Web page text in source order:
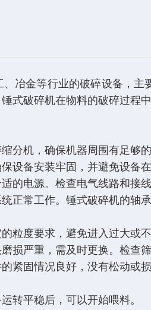
冶金等行业的破碎设备，
式破碎机在物料的破碎过程
分机，确保机器周围有足够
设备安装牢固，并避免设备
的电源。检查电气线路和接
正常工作。锤式破碎机的轴
粒度要求，避免进入过大或
损严重，需及时更换。检查
紧固情况良好，没有松动或
转平稳后，可以开始喂料。